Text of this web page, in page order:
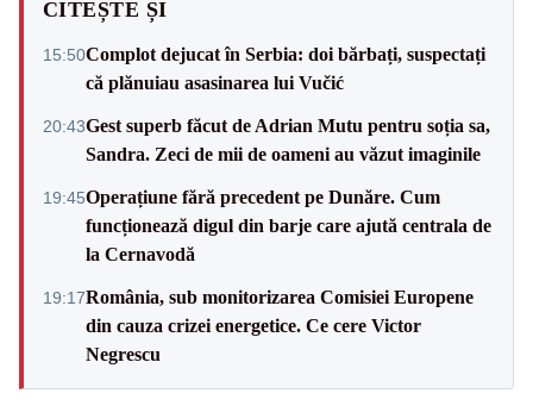
CITEȘTE ȘI
15:50Complot dejucat în Serbia: doi bărbați, suspectați
că plănuiau asasinarea lui Vučić
20:43Gest superb făcut de Adrian Mutu pentru soția sa,
Sandra. Zeci de mii de oameni au văzut imaginile
19:45Operațiune fără precedent pe Dunăre. Cum
funcționează digul din barje care ajută centrala de
la Cernavodă
19:17România, sub monitorizarea Comisiei Europene
din cauza crizei energetice. Ce cere Victor
Negrescu